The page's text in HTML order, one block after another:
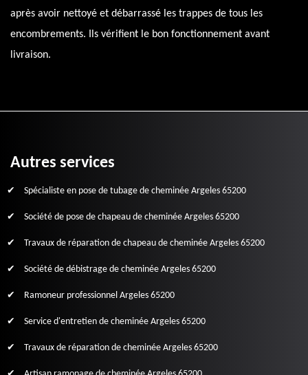
après avoir nettoyé et débarrassé les trappes de tous les
encombrements. Ils vérifient le bon fonctionnement avant
livraison.
Autres services
Spécialiste en pose de tubage de cheminée Argeles 65200
Société de pose de chapeau de cheminée Argeles 65200
Travaux de réparation de chapeau de cheminée Argeles 65200
Société de débistrage de cheminée Argeles 65200
Ramoneur professionnel Argeles 65200
Service d'entretien de cheminée Argeles 65200
Travaux de réparation de cheminée Argeles 65200